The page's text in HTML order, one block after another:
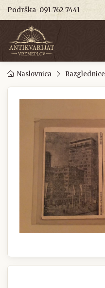
Podrška 091 762 7441
Naslovnica Razglednice